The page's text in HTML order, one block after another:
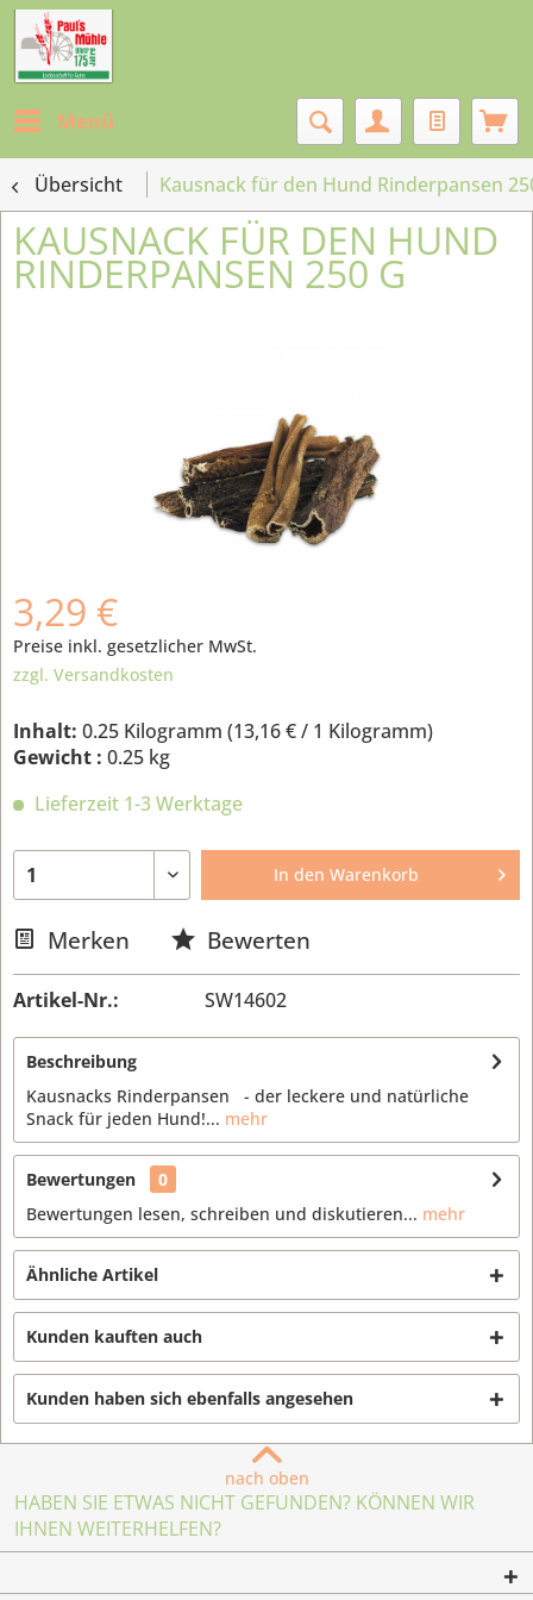
Menü
Übersicht Kausnack für den Hund Rinderpansen
KAUSNACK FÜR DEN HUND
RINDERPANSEN 250 G
3,29 €
Preise inkl. gesetzlicher MwSt.
zzgl. Versandkosten
Inhalt: 0.25 Kilogramm (13,16 €/ 1 Kilogramm)
Gewicht : 0.25 kg
Lieferzeit 1-3 Werktage
In den Warenkorb
Merken Bewerten
Artikel-Nr.: SW14602
Beschreibung
Kausnacks Rinderpansen - der leckere und natürliche
Snack für jeden Hund!... mehr
Bewertungen
0
Bewertungen lesen, schreiben und diskutieren... mehr
Ähnliche Artikel
Kunden kauften auch
Kunden haben sich ebenfalls angesehen
nach oben
HABEN SIE ETWAS NICHT GEFUNDEN? KÖNNEN WIR
IHNEN WEITERHELFEN?